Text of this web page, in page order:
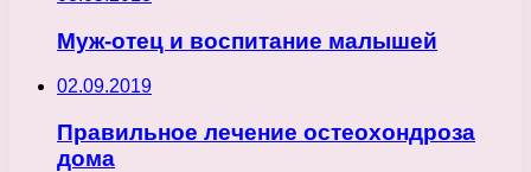
Муж-отец и воспитание малышей
02.09.2019
Правильное лечение остеохондроза
дома